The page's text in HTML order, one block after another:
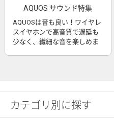
AQUOS サウンド特集
AQUOSは音も良い！ワイヤレ
スイヤホンで高音質で遅延も
少なく、繊細な音を楽しめま
カテゴリ別に探す